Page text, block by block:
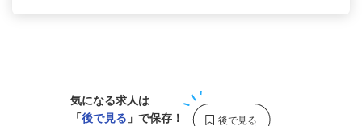
気になる求人は
「後で見る 」で保存！